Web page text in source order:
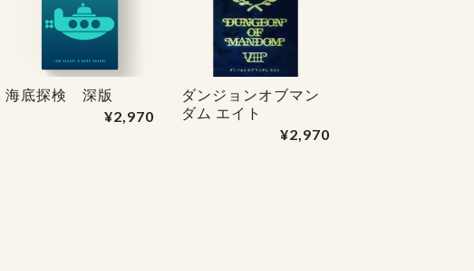
海底探検 深版
¥2,970
ダンジョンオブマン
ダム エイト
¥2,970